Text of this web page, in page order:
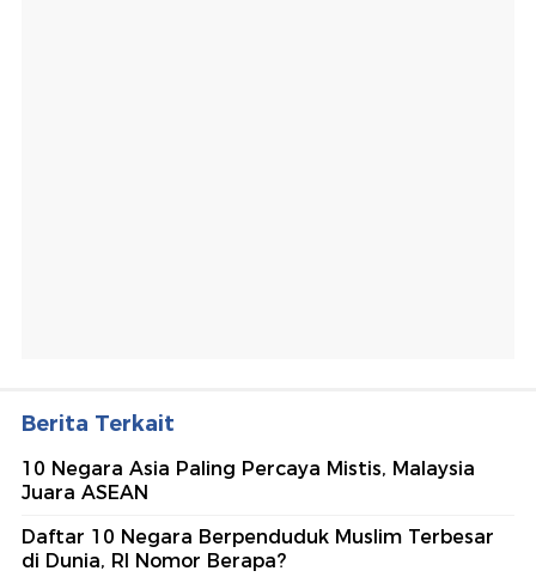
Berita Terkait
10 Negara Asia Paling Percaya Mistis, Malaysia
Juara ASEAN
Daftar 10 Negara Berpenduduk Muslim Terbesar
di Dunia, RI Nomor Berapa?